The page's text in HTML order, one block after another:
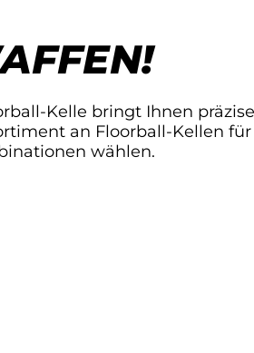
Kelle bringt Ihnen
an Floorball-Kellen
wählen.